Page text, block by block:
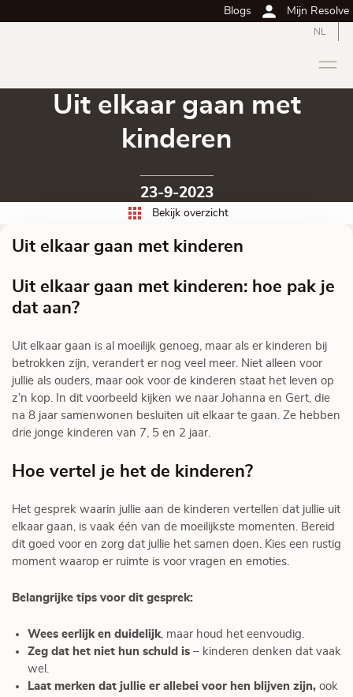
Blogs Mijn Resolve
NL
Uit elkaar gaan met
kinderen
23-9-2023
Bekijk overzicht
Uit elkaar gaan met kinderen
Uit elkaar gaan met kinderen: hoe pak je
dat aan?
Uit elkaar gaan is al moeilijk genoeg, maar als er kinderen bij
betrokken zijn, verandert er nog veel meer. Niet alleen voor
jullie als ouders, maar ook voor de kinderen staat het leven op
z’n kop. In dit voorbeeld kijken we naar Johanna en Gert, die
na 8 jaar samenwonen besluiten uit elkaar te gaan. Ze hebben
drie jonge kinderen van 7, 5 en 2 jaar.
Hoe vertel je het de kinderen?
Het gesprek waarin jullie aan de kinderen vertellen dat jullie uit
elkaar gaan, is vaak één van de moeilijkste momenten. Bereid
dit goed voor en zorg dat jullie het samen doen. Kies een rustig
moment waarop er ruimte is voor vragen en emoties.
Belangrijke tips voor dit gesprek:
Wees eerlijk en duidelijk, maar houd het eenvoudig.
Zeg dat het niet hun schuld is – kinderen denken dat vaak
wel.
Laat merken dat jullie er allebei voor hen blijven zijn, ook